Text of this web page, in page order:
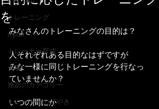
トレーニング
report
トレーナー育成
食事
無題のカテゴリー
トレーナーのぼやき
を
みなさんのトレーニングの目的は？
人それぞれある目的なはずですが
みな一様に同じトレーニングを行なっ
ていませんか？
いつの間にか